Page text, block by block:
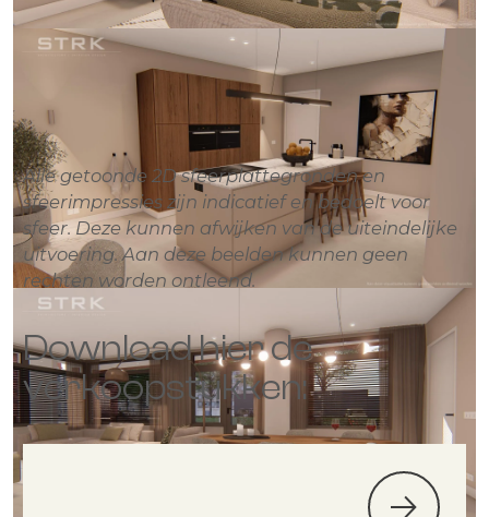
Alle getoonde 2D sfeerplattegronden en
sfeerimpressies zijn indicatief en bedoelt voor
sfeer. Deze kunnen afwijken van de uiteindelijke
uitvoering. Aan deze beelden kunnen geen
rechten worden ontleend.
Download hier de
verkoopstukken: